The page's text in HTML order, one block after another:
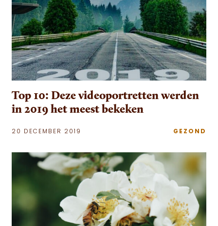
Top 10: Deze videoportretten werden
in 2019 het meest bekeken
20 DECEMBER 2019 GEZOND